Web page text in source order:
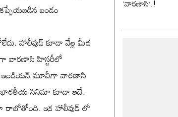
ఖండం
హాలీవుడ్ కూడా వేల్ల మీద
వారణాసి హిస్టరీలో
ఇండియన్ మూవీగా వారణాసి
భారతీయ సినిమా కూడా ఇదే.
రాబోతోంది. ఇక హాలీవుడ్ లో
‘వారణాసి’.!